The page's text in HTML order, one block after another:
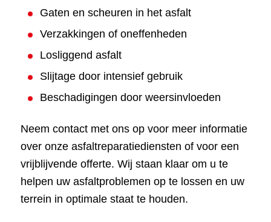
Gaten en scheuren in het asfalt
Verzakkingen of oneffenheden
Losliggend asfalt
Slijtage door intensief gebruik
Beschadigingen door weersinvloeden
Neem contact met ons op voor meer informatie
over onze asfaltreparatiediensten of voor een
vrijblijvende offerte. Wij staan klaar om u te
helpen uw asfaltproblemen op te lossen en uw
terrein in optimale staat te houden.